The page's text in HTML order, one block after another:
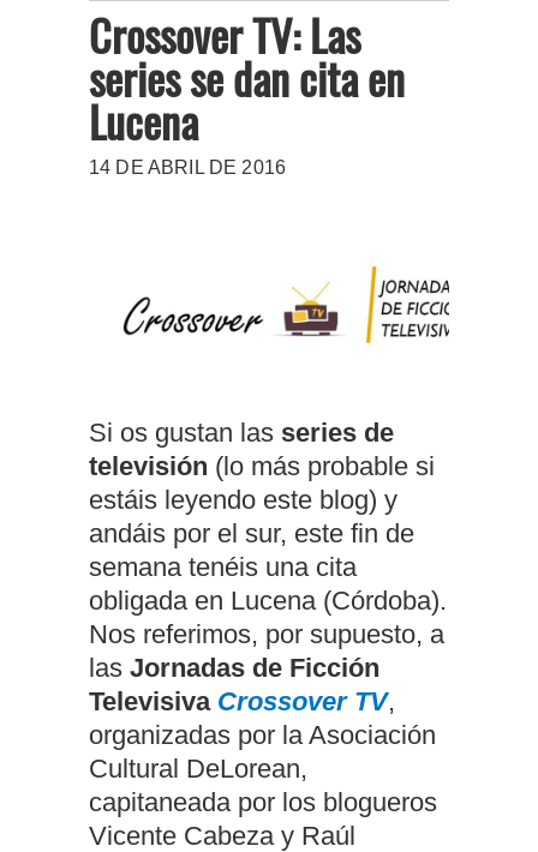
Crossover TV: Las
series se dan cita en
Lucena
14 DE ABRIL DE 2016
Si os gustan las series de
televisión (lo más probable si
estáis leyendo este blog) y
andáis por el sur, este fin de
semana tenéis una cita
obligada en Lucena (Córdoba).
Nos referimos, por supuesto, a
las Jornadas de Ficción
Televisiva Crossover TV,
organizadas por la Asociación
Cultural DeLorean,
capitaneada por los blogueros
Vicente Cabeza y Raúl